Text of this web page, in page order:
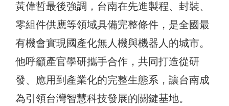
黃偉哲最後強調，台南在先進製程、封裝、
零組件供應等領域具備完整條件，是全國最
有機會實現國產化無人機與機器人的城市。
他呼籲產官學研攜手合作，共同打造從研
發、應用到產業化的完整生態系，讓台南成
為引領台灣智慧科技發展的關鍵基地。